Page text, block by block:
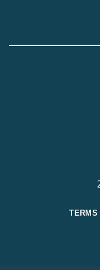
TERMS